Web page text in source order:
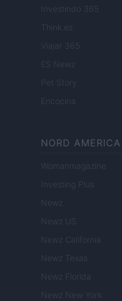
Investindo 365
Think.es
Viajar 365
ES Newz
Pet Story
Encocina
NORD AMERICA
Womanmagazine
Investing Plus
Newz
Newz US
Newz California
Newz Texas
Newz Florida
Newz New York